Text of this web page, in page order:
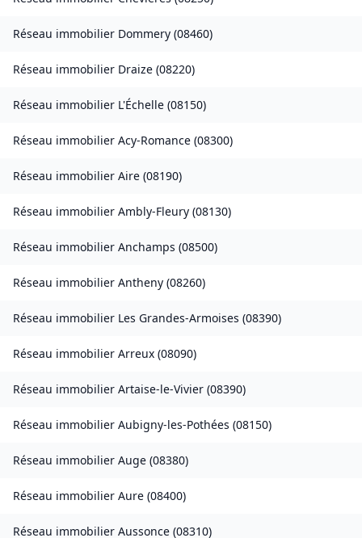
Réseau immobilier Dommery (08460)
Réseau immobilier Draize (08220)
Réseau immobilier L'Échelle (08150)
Réseau immobilier Acy-Romance (08300)
Réseau immobilier Aire (08190)
Réseau immobilier Ambly-Fleury (08130)
Réseau immobilier Anchamps (08500)
Réseau immobilier Antheny (08260)
Réseau immobilier Les Grandes-Armoises (08390)
Réseau immobilier Arreux (08090)
Réseau immobilier Artaise-le-Vivier (08390)
Réseau immobilier Aubigny-les-Pothées (08150)
Réseau immobilier Auge (08380)
Réseau immobilier Aure (08400)
Réseau immobilier Aussonce (08310)